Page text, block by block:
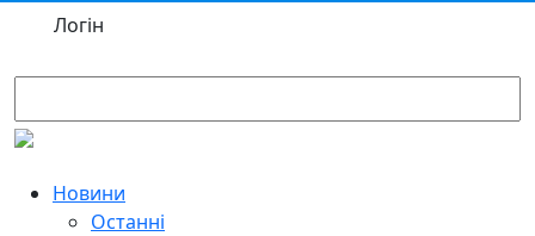
Логін
Новини
Останні